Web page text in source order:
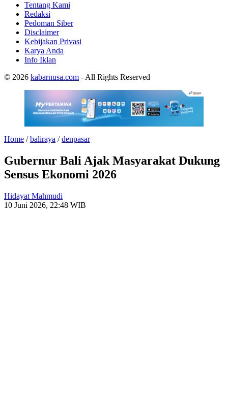
Tentang Kami
Redaksi
Pedoman Siber
Disclaimer
Kebijakan Privasi
Karya Anda
Info Iklan
© 2026 kabarnusa.com - All Rights Reserved
Home /baliraya /denpasar
Gubernur Bali Ajak Masyarakat Dukung
Sensus Ekonomi 2026
Hidayat Mahmudi
10 Juni 2026, 22:48 WIB